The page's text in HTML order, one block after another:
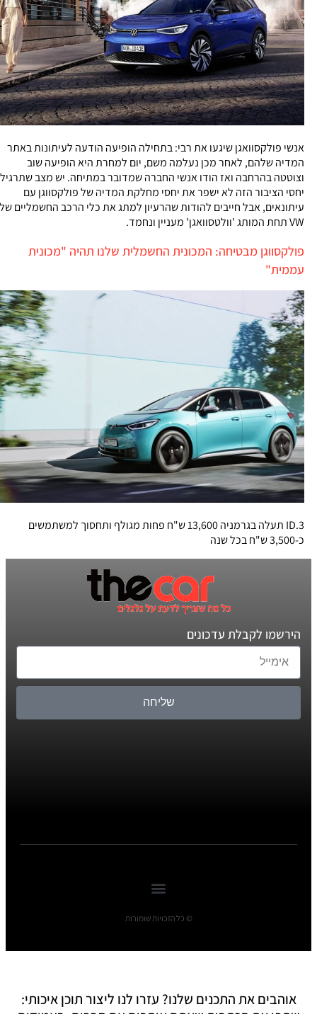
אנשי פולקסוואגן שיגעו את רבי: בתחילה הופיעה הודעה לעיתונות באתר
המדיה שלהם, לאחר מכן נעלמה משם, יום למחרת היא הופיעה שוב
וצוטטה בהרחבה ואז הודו אנשי החברה שמדובר במתיחה. יש מצב שתרגיל
יחסי הציבור הזה לא ישפר את יחסי מחלקת המדיה של פולקסווגן עם
עיתונאים, אבל חייבים להודות שהרעיון למתג את כלי הרכב החשמליים של
VW תחת המותג 'וולטסוואגן' מעניין ונחמד.
פולקסווגן מבטיחה: המכונית החשמלית שלנו תהיה "מכונית
עממית"
ID.3 תעלה בגרמניה 13,600 ש"ח פחות מגולף ותחסוך למשתמשים
הירשמו לקבלת עדכונים
שליחה
© כל הזכויות שומורות
אוהבים את התכנים שלנו? עזרו לנו ליצור תוכן איכותי: